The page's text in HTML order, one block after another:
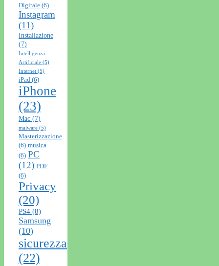
Digitale (6)
Instagram
(11)
Installazione
(7)
Intelligenza
Artificiale (5)
Internet (5)
iPad (6)
iPhone
(23)
Mac (7)
malware (5)
Masterizzazione
(6) musica
(6) PC
(12) PDF
(6)
Privacy
(20)
PS4 (8)
Samsung
(10)
sicurezza
(22)